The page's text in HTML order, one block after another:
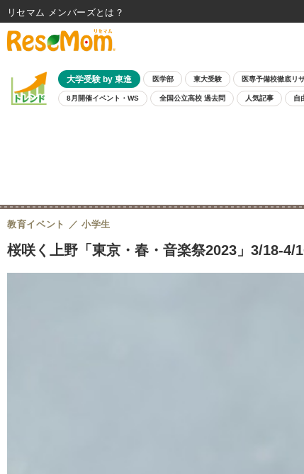
大学受験 by 東進 医学部 東大受験 医専予備校徹底リ
8月開催イベント・WS 全国公立高校 過去問 人気記事 自
桜咲く上野「東京・春・音楽祭2023」3/18-4/
教育イベント 小学生
リセマム メンバーズ